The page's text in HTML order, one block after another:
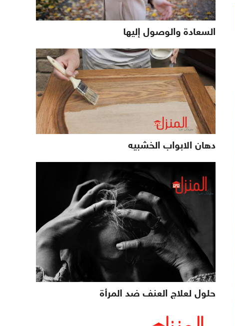
السعادة والوصول إليها
دهان الابواب الخشبيه
حلول لعلاج العنف ضد المرأة